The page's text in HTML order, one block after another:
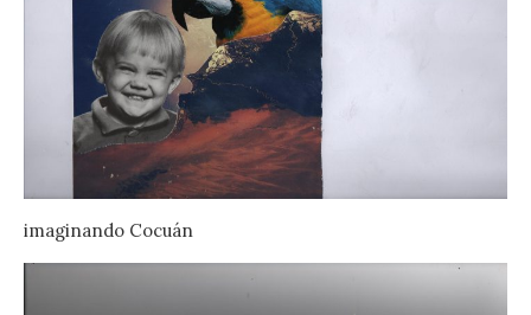
imaginando Cocuán